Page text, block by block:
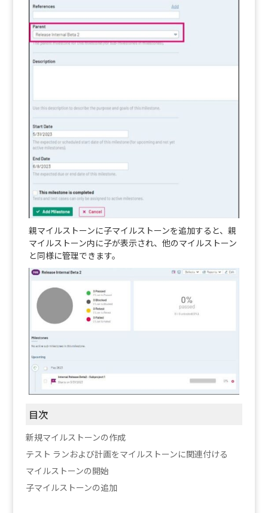
親マイルストーンに子マイルストーンを追加すると、親
マイルストーン内に子が表示され、他のマイルストーン
と同様に管理できます。
目次
新規マイルストーンの作成
テスト ランおよび計画をマイルストーンに関連付ける
マイルストーンの開始
子マイルストーンの追加